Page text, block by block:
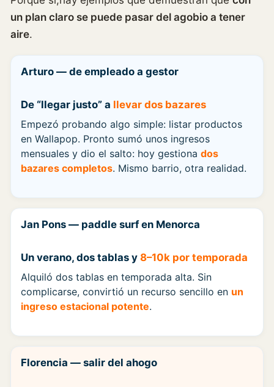
un plan claro se puede pasar del agobio a tener
aire.
Arturo — de empleado a gestor
De “llegar justo” a llevar dos bazares
Empezó probando algo simple: listar productos
en Wallapop. Pronto sumó unos ingresos
mensuales y dio el salto: hoy gestiona dos
bazares completos. Mismo barrio, otra realidad.
Jan Pons — paddle surf en Menorca
Un verano, dos tablas y 8–10k por temporada
Alquiló dos tablas en temporada alta. Sin
complicarse, convirtió un recurso sencillo en un
ingreso estacional potente.
Florencia — salir del ahogo